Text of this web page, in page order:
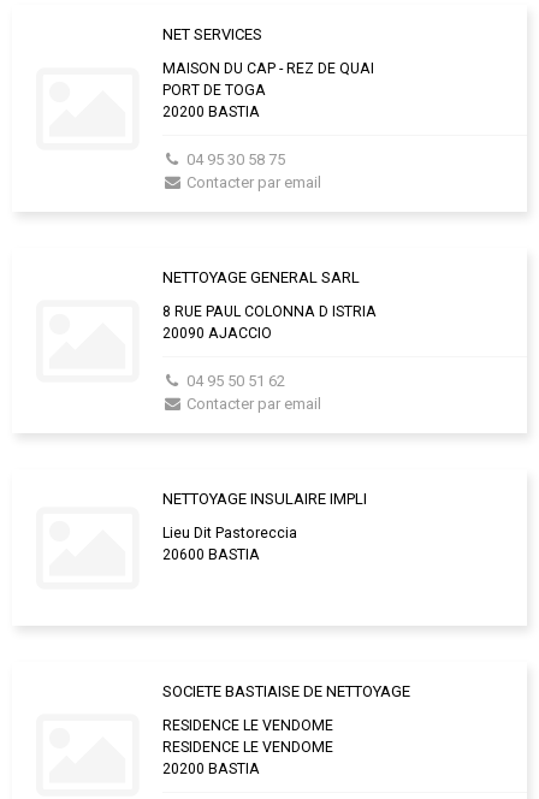
NET SERVICES
MAISON DU CAP - REZ DE QUAI
PORT DE TOGA
20200 BASTIA
04 95 30 58 75
Contacter par email
NETTOYAGE GENERAL SARL
8 RUE PAUL COLONNA D ISTRIA
20090 AJACCIO
04 95 50 51 62
Contacter par email
NETTOYAGE INSULAIRE IMPLI
Lieu Dit Pastoreccia
20600 BASTIA
SOCIETE BASTIAISE DE NETTOYAGE
RESIDENCE LE VENDOME
RESIDENCE LE VENDOME
20200 BASTIA